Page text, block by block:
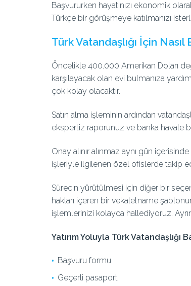
Başvururken hayatınızı ekonomik
Türkçe bir görüşmeye katılmanızı
Türk Vatandaşlığı İçin Nasıl
Öncelikle 400.000 Amerikan Doları
karşılayacak olan evi bulmanıza
çok kolay olacaktır.
Satın alma işleminin ardından
ekspertiz raporunuz ve banka havale
Onay alınır alınmaz aynı gün
işleriyle ilgilenen özel ofislerde takip
Sürecin yürütülmesi için diğer bir
hakları içeren bir vekaletname
işlemlerinizi kolayca hallediyoruz.
Yatırım Yoluyla Türk
Başvuru formu
Geçerli pasaport